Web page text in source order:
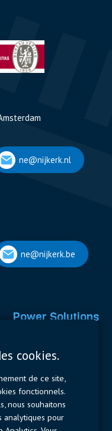
ne@nijkerk.nl
ne@nijkerk.be
Power Solutions
Contactors & Fuses
Measurement
Resistors
cookies.
de ce site,
fonctionnels.
nous souhaitons
analytiques pour